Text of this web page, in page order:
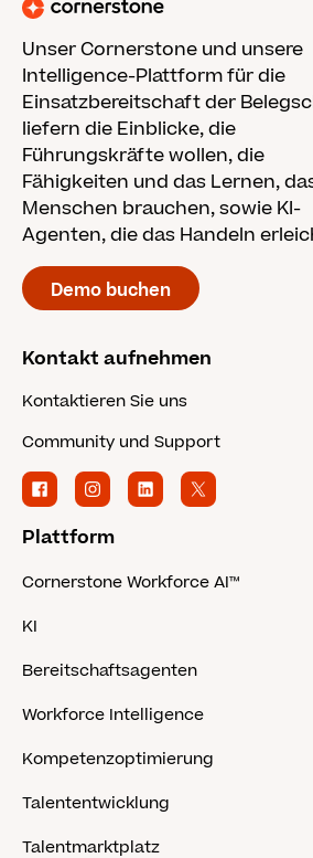
Unser Cornerstone und unsere
Intelligence-Plattform für die
Einsatzbereitschaft der
liefern die Einblicke, die
Führungskräfte wollen, die
Fähigkeiten und das Lernen,
Menschen brauchen, sowie KI-
Agenten, die das Handeln
Demo buchen
Kontakt aufnehmen
Kontaktieren Sie uns
Community und Support
Plattform
Cornerstone Workforce AI™
KI
Bereitschaftsagenten
Workforce Intelligence
Kompetenzoptimierung
Talententwicklung
Talentmarktplatz